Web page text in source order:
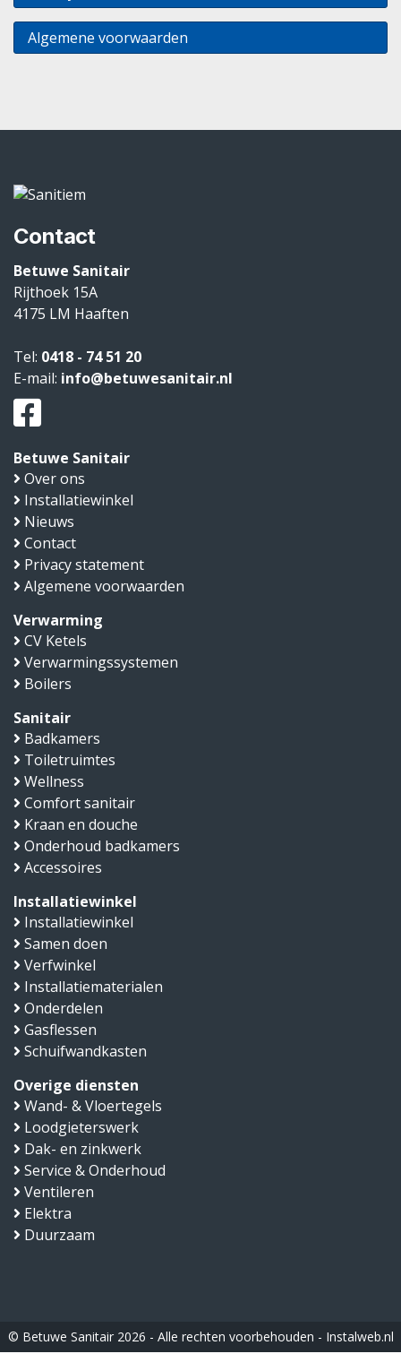
Algemene voorwaarden
Contact
Betuwe Sanitair
Rijthoek 15A
4175 LM Haaften
Tel: 0418 - 74 51 20
E-mail: info@betuwesanitair.nl
Betuwe Sanitair
Over ons
Installatiewinkel
Nieuws
Contact
Privacy statement
Algemene voorwaarden
Verwarming
CV Ketels
Verwarmingssystemen
Boilers
Sanitair
Badkamers
Toiletruimtes
Wellness
Comfort sanitair
Kraan en douche
Onderhoud badkamers
Accessoires
Installatiewinkel
Installatiewinkel
Samen doen
Verfwinkel
Installatiematerialen
Onderdelen
Gasflessen
Schuifwandkasten
Overige diensten
Wand- & Vloertegels
Loodgieterswerk
Dak- en zinkwerk
Service & Onderhoud
Ventileren
Elektra
Duurzaam
© Betuwe Sanitair 2026 - Alle rechten voorbehouden - Instalweb.nl